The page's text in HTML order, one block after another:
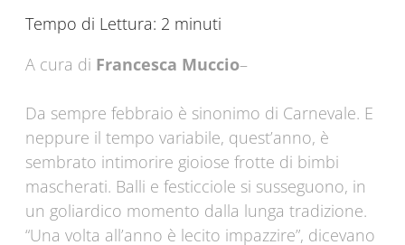
Tempo di Lettura: 2 minuti
A cura di Francesca Muccio–
Da sempre febbraio è sinonimo di Carnevale. E
neppure il tempo variabile, quest’anno, è
sembrato intimorire gioiose frotte di bimbi
mascherati. Balli e festicciole si susseguono, in
un goliardico momento dalla lunga tradizione.
“Una volta all’anno è lecito impazzire”, dicevano